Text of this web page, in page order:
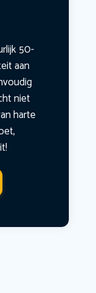
50-
aan
niet
harte